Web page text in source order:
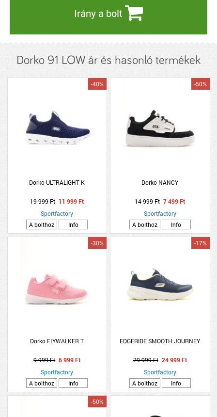
Irány a bolt
Dorko 91 LOW ár és hasonló termékek
Dorko ULTRALIGHT K
-40%
19 999 Ft 11 999 Ft
Sportfactory
A bolthoz
Info
Dorko NANCY
-50%
14 999 Ft 7 499 Ft
Sportfactory
A bolthoz
Info
Dorko FLYWALKER T
-30%
9 999 Ft 6 999 Ft
Sportfactory
A bolthoz
Info
EDGERIDE SMOOTH JOURNEY
-17%
29 999 Ft 24 999 Ft
Sportfactory
A bolthoz
Info
-50%